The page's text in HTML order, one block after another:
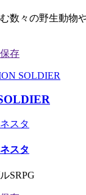
数々の野生動物
スタ
スタ
SRPG